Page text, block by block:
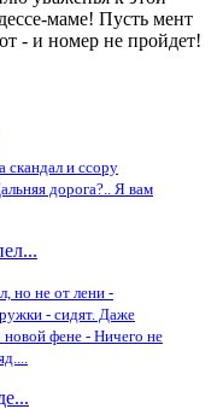
маме! Пусть мент
- и номер не пройдет!
скандал и ссору
дорога?.. Я вам
но не от лени -
- сидят. Даже
новой фене - Ничего не